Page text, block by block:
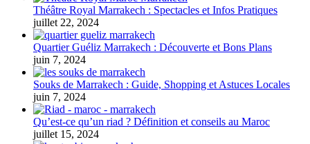
Théâtre Royal Marrakech : Spectacles et Infos Pratiques
juillet 22, 2024
Quartier Guéliz Marrakech : Découverte et Bons Plans
juin 7, 2024
Souks de Marrakech : Guide, Shopping et Astuces Locales
juin 7, 2024
Qu’est-ce qu’un riad ? Définition et conseils au Maroc
juillet 15, 2024